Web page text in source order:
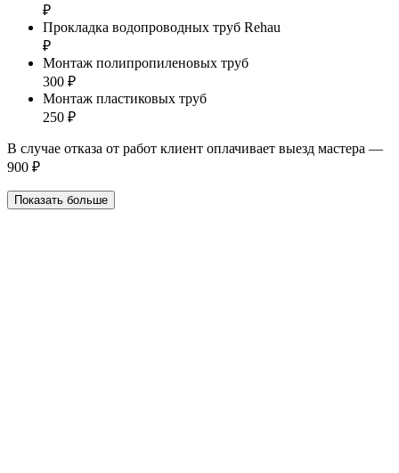
₽
Прокладка водопроводных труб Rehau
₽
Монтаж полипропиленовых труб
300 ₽
Монтаж пластиковых труб
250 ₽
В случае отказа от работ клиент оплачивает выезд мастера —
900 ₽
Показать больше